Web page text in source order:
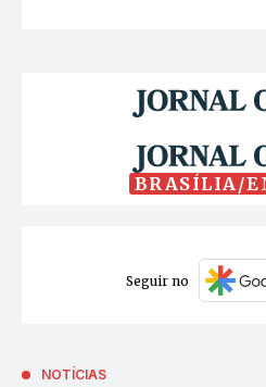
BRASÍLIA/
Seguir no
NOTÍCIAS